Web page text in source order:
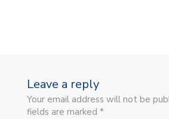
Leave a reply
Your email address will not be
fields are marked *